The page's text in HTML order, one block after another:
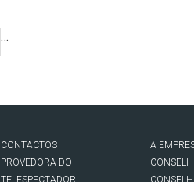
…
CONTACTOS
PROVEDORA DO
TELESPECTADOR
A